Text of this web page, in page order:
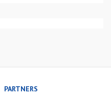
PARTNERS